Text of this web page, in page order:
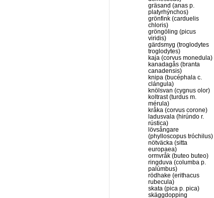
gräsand (anas p.
platyrhýnchos)
grönfink (carduelis
chloris)
gröngöling (picus
viridis)
gärdsmyg (troglodytes
troglodytes)
kaja (corvus monedula)
kanadagås (branta
canadensis)
knipa (bucéphala c.
clángula)
knölsvan (cygnus olor)
koltrast (turdus m.
mérula)
kråka (corvus corone)
ladusvala (hirúndo r.
rústica)
lövsångare
(phylloscopus tróchilus)
nötväcka (sitta
europaea)
ormvråk (buteo buteo)
ringduva (columba p.
palúmbus)
rödhake (erithacus
rubecula)
skata (pica p. pica)
skäggdopping